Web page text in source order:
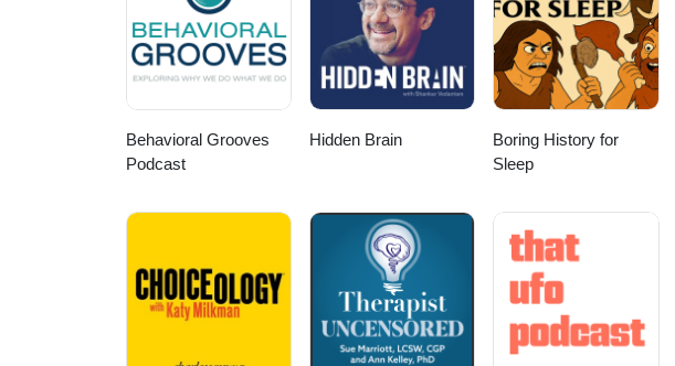
Behavioral Grooves
Podcast
Hidden Brain
Boring History for
Sleep